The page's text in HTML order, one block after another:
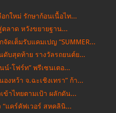
กใหม่ รักษาก้อนเนื้อไท...
ตลาด หวังขยายฐาน...
ดเต็มรับแคมเปญ “SUMMER...
ดับสุดท้าย รางวัลรถยนต์ย...
น์-โฟร์ท” พรีเซนเตอ...
งหว้า จ.ฉะเชิงเทรา” ก้า...
ข้าไทยตามเป้า ผลักดัน...
แคร์คัฟเวอร์ สหคลินิ...